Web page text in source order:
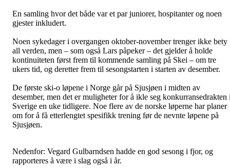
En samling hvor det både var et par juniorer, hospitanter og noen
gjester inkludert.
Noen sykedager i overgangen oktober-november trenger ikke bety
all verden, men – som også Lars påpeker – det gjelder å holde
kontinuiteten først frem til kommende samling på Skei – om tre
ukers tid, og deretter frem til sesongstarten i starten av desember.
De første ski-o løpene i Norge går på Sjusjøen i midten av
desember, men det er muligheter for å ikle seg konkurransedrakten
Sverige en uke tidligere. Noe flere av de norske løperne har planer
om for å få etterlengtet spesifikk trening før de nevnte løpene på
Sjusjøen.
Nedenfor: Vegard Gulbarndsen hadde en god sesong i fjor, og
rapporteres å være i slag også i år.